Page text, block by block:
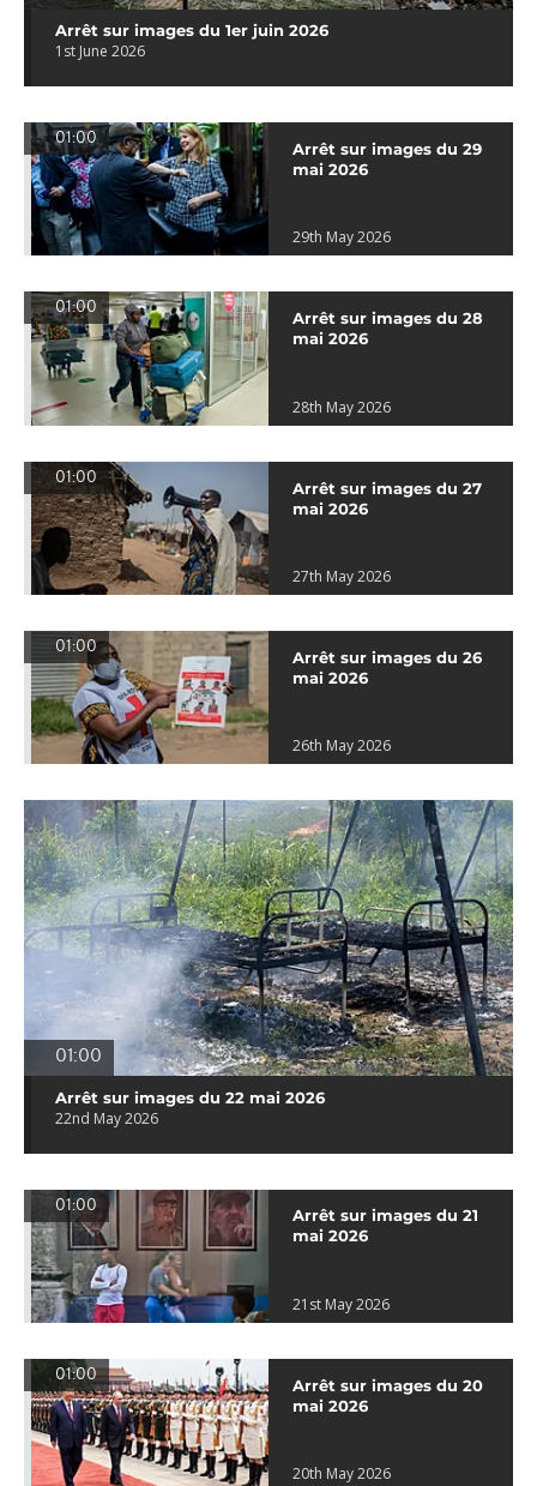
Arrêt sur images du 1er juin 2026
1st June 2026
01:00
Arrêt sur images du 29
mai 2026
29th May 2026
01:00
Arrêt sur images du 28
mai 2026
28th May 2026
01:00
Arrêt sur images du 27
mai 2026
27th May 2026
01:00
Arrêt sur images du 26
mai 2026
26th May 2026
01:00
Arrêt sur images du 22 mai 2026
22nd May 2026
01:00
Arrêt sur images du 21
mai 2026
21st May 2026
01:00
Arrêt sur images du 20
mai 2026
20th May 2026